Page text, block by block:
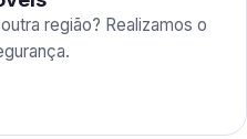
região? Realizamos o